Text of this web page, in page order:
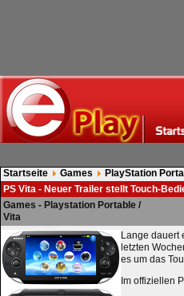
Startseite Games PlayStation
PS Vita - Neuer Trailer stellt Touch-
Games - Playstation Portable /
Vita
Lange dauert
letzten
es um das
Im offiziellen